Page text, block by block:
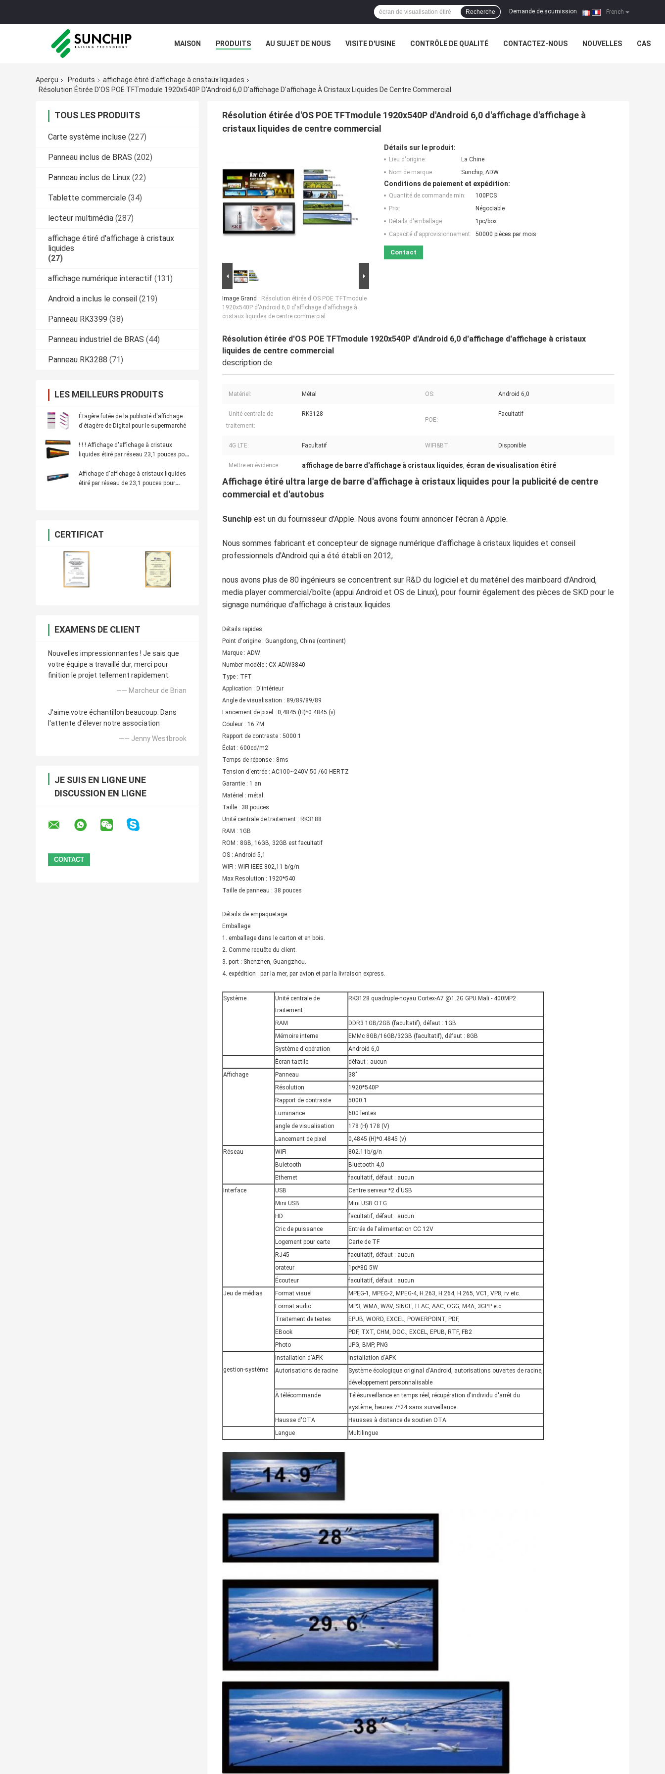
French
Demande de soumission |
Recherche
MAISON PRODUITS AU SUJET DE NOUS VISITE D'USINE CONTRÔLE DE QUALITÉ CONTACTEZ-NOUS NOUVELLES CAS
Aperçu
Produits
affichage étiré d'affichage à cristaux liquides
Résolution Étirée D'OS POE TFTmodule 1920x540P D'Android 6,0 D'affichage D'affichage À Cristaux Liquides De Centre Commercial
TOUS LES PRODUITS
Carte système incluse (227)
Panneau inclus de BRAS (202)
Panneau inclus de Linux (22)
Tablette commerciale (34)
lecteur multimédia (287)
affichage étiré d'affichage à cristaux
liquides
(27)
affichage numérique interactif (131)
Android a inclus le conseil (219)
Panneau RK3399 (38)
Panneau industriel de BRAS (44)
Panneau RK3288 (71)
LES MEILLEURS PRODUITS
Étagère futée de la publicité d'affichage
d'étagère de Digital pour le supermarché
! ! ! Affichage d'affichage à cristaux
liquides étiré par réseau 23,1 pouces pour
Affichage d'affichage à cristaux liquides
étiré par réseau de 23,1 pouces pour
CERTIFICAT
EXAMENS DE CLIENT
Nouvelles impressionnantes ! Je sais que
votre équipe a travaillé dur, merci pour
finition le projet tellement rapidement.
—— Marcheur de Brian
J'aime votre échantillon beaucoup. Dans
l'attente d'élever notre association
—— Jenny Westbrook
JE SUIS EN LIGNE UNE
DISCUSSION EN LIGNE
Résolution étirée d'OS POE TFTmodule 1920x540P d'Android 6,0 d'affichage d'affichage à
cristaux liquides de centre commercial
Image Grand : Résolution étirée d'OS POE TFTmodule
1920x540P d'Android 6,0 d'affichage d'affichage à
cristaux liquides de centre commercial
Détails sur le produit:
Lieu d'origine:
La Chine
Nom de marque:
Sunchip, ADW
Conditions de paiement et expédition:
Quantité de commande min:
100PCS
Prix:
Négociable
Détails d'emballage:
1pc/box
Capacité d'approvisionnement:
50000 pièces par mois
Contact
Résolution étirée d'OS POE TFTmodule 1920x540P d'Android 6,0 d'affichage d'affichage à cristaux
liquides de centre commercial
description de
Matériel: Métal OS: Android 6,0
Unité centrale de
traitement:
RK3128
POE:
Facultatif
4G LTE: Facultatif WIFI&BT: Disponible
Mettre en évidence: affichage de barre d'affichage à cristaux liquides écran de visualisation étiré
Affichage étiré ultra large de barre d'affichage à cristaux liquides pour la publicité de centre
commercial et d'autobus
Sunchip est un du fournisseur d'Apple. Nous avons fourni annoncer l'écran à Apple.
Nous sommes fabricant et concepteur de signage numérique d'affichage à cristaux liquides et conseil
professionnels d'Android qui a été établi en 2012,
nous avons plus de 80 ingénieurs se concentrent sur R&D du logiciel et du matériel des mainboard d'Android,
media player commercial/boîte (appui Android et OS de Linux), pour fournir également des pièces de SKD pour le
signage numérique d'affichage à cristaux liquides.
Détails rapides
Point d'origine : Guangdong, Chine (continent)
Marque : ADW
Number modèle : CX-ADW3840
Type : TFT
Application : D'intérieur
Angle de visualisation : 89/89/89/89
Lancement de pixel : 0,4845 (H)*0.4845 (v)
Couleur : 16.7M
Rapport de contraste : 5000:1
Éclat : 600cd/m2
Temps de réponse : 8ms
Tension d'entrée : AC100~240V 50 /60 HERTZ
Garantie : 1 an
Matériel : métal
Taille : 38 pouces
Unité centrale de traitement : RK3188
RAM : 1GB
ROM : 8GB, 16GB, 32GB est facultatif
OS : Android 5,1
WIFI : WIFI IEEE 802,11 b/g/n
Max Resolution : 1920*540
Taille de panneau : 38 pouces
Détails de empaquetage
Emballage
1. emballage dans le carton et en bois.
2. Comme requête du client.
3. port : Shenzhen, Guangzhou.
4. expédition : par la mer, par avion et par la livraison express.
Système
Unité centrale de
traitement
RK3128 quadruple-noyau Cortex-A7 @1.2G GPU Mali - 400MP2
RAM
DDR3 1GB/2GB (facultatif), défaut : 1GB
Mémoire interne
EMMc 8GB/16GB/32GB (facultatif), défaut : 8GB
Système d'opération
Android 6,0
Écran tactile
défaut : aucun
Affichage
Panneau
38"
Résolution
1920*540P
Rapport de contraste
5000:1
Luminance
600 lentes
angle de visualisation
178 (H) 178 (V)
Lancement de pixel
0,4845 (H)*0.4845 (v)
Réseau
WiFi
802.11b/g/n
Buletooth
Bluetooth 4,0
Ethernet
facultatif, défaut : aucun
Interface
USB
Centre serveur *2 d'USB
Mini USB
Mini USB OTG
HD
facultatif, défaut : aucun
Cric de puissance
Entrée de l'alimentation CC 12V
Logement pour carte
Carte de TF
RJ45
facultatif, défaut : aucun
orateur
1pc*8Ω 5W
Écouteur
facultatif, défaut : aucun
Jeu de médias
Format visuel
MPEG-1, MPEG-2, MPEG-4, H.263, H.264, H.265, VC1, VP8, rv etc.
Format audio
MP3, WMA, WAV, SINGE, FLAC, AAC, OGG, M4A, 3GPP etc.
Traitement de textes
EPUB, WORD, EXCEL, POWERPOINT, PDF,
EBook
PDF, TXT, CHM, DOC., EXCEL, EPUB, RTF, FB2
Photo
JPG, BMP, PNG
gestion-système
Installation d'APK
Installation d'APK
Autorisations de racine
Système écologique original d'Android, autorisations ouvertes de racine,
développement personnalisable
À télécommande
Télésurveillance en temps réel, récupération d'individu d'arrêt du
système, heures 7*24 sans surveillance
Hausse d'OTA
Hausses à distance de soutien OTA
Langue
Multilingue